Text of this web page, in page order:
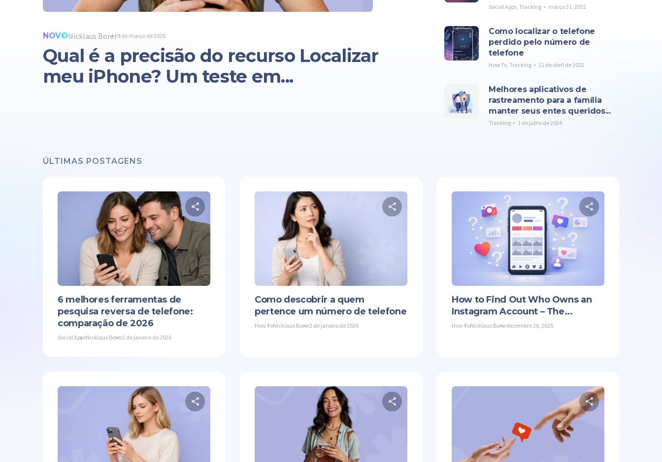
NOVONicklaus Borer9 de março de 2026
Qual é a precisão do recurso Localizar
meu iPhone? Um teste em...
Social Apps, Tracking março 31, 2022
Como localizar o telefone
perdido pelo número de
telefone
How To, Tracking 11 de abril de 2022
Melhores aplicativos de
rastreamento para a família
manter seus entes queridos...
Tracking 1 de julho de 2024
ÚLTIMAS POSTAGENS
Compartilhe este artigo
Copiar link
6 melhores ferramentas de
pesquisa reversa de telefone:
comparação de 2026
Social AppsNicklaus Borer2 de janeiro de 2026
Compartilhe este artigo
Copiar link
Como descobrir a quem
pertence um número de telefone
How ToNicklaus Borer2 de janeiro de 2026
How to Find Out Who Owns an
Instagram Account – The...
How ToNicklaus Borerdezembro 26, 2025